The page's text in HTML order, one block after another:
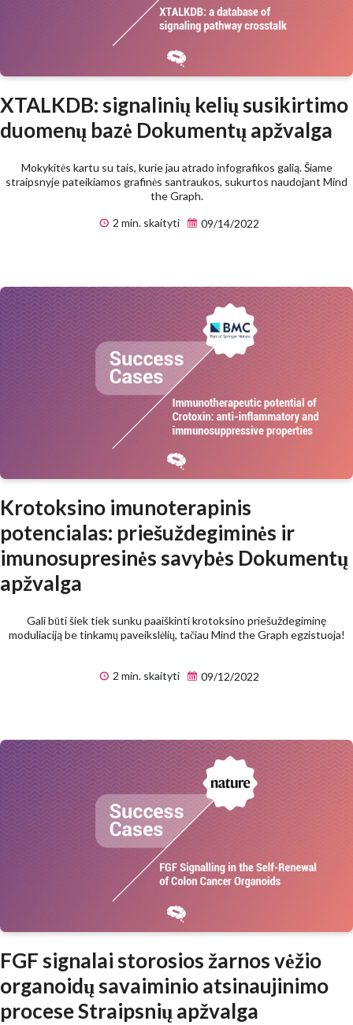
XTALKDB: signalinių kelių susikirtimo
duomenų bazė Dokumentų apžvalga
Mokykitės kartu su tais, kurie jau atrado infografikos galią. Šiame
straipsnyje pateikiamos grafinės santraukos, sukurtos naudojant Mind
the Graph.
2 min. skaityti
09/14/2022
Krotoksino imunoterapinis
potencialas: priešuždegiminės ir
imunosupresinės savybės Dokumentų
apžvalga
Gali būti šiek tiek sunku paaiškinti krotoksino priešuždegiminę
moduliaciją be tinkamų paveikslėlių, tačiau Mind the Graph egzistuoja!
2 min. skaityti 09/12/2022
FGF signalai storosios žarnos vėžio
organoidų savaiminio atsinaujinimo
procese Straipsnių apžvalga